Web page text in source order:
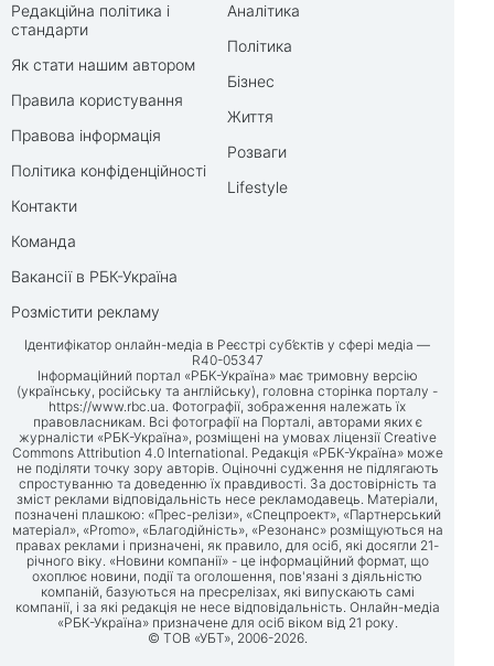
Редакційна політика і
стандарти
Як стати нашим автором
Правила користування
Правова інформація
Політика конфіденційності
Контакти
Команда
Вакансії в РБК-Україна
Розмістити рекламу
Аналітика
Політика
Бізнес
Життя
Розваги
Lifestyle
Ідентифікатор онлайн-медіа в Реєстрі суб’єктів у сфері медіа —
R40-05347
Інформаційний портал «РБК-Україна» має тримовну версію
(українську, російську та англійську), головна сторінка порталу -
https://www.rbc.ua. Фотографії, зображення належать їх
правовласникам. Всі фотографії на Порталі, авторами яких є
журналісти «РБК-Україна», розміщені на умовах ліцензії Creative
Commons Attribution 4.0 International. Редакція «РБК-Україна» може
не поділяти точку зору авторів. Оціночні судження не підлягають
спростуванню та доведенню їх правдивості. За достовірність та
зміст реклами відповідальність несе рекламодавець. Матеріали,
позначені плашкою: «Прес-релізи», «Спецпроект», «Партнерський
матеріал», «Promo», «Благодійність», «Резонанс» розміщуються на
правах реклами і призначені, як правило, для осіб, які досягли 21-
річного віку. «Новини компанії» - це інформаційний формат, що
охоплює новини, події та оголошення, пов'язані з діяльністю
компаній, базуються на пресрелізах, які випускають самі
компанії, і за які редакція не несе відповідальність. Онлайн-медіа
«РБК-Україна» призначене для осіб віком від 21 року.
© ТОВ «УБТ», 2006-2026.